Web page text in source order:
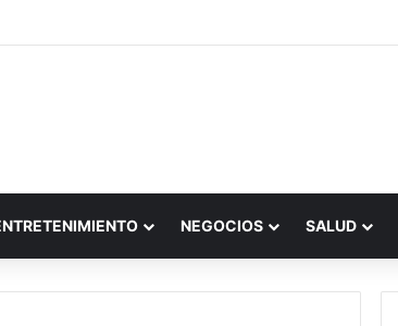
vs. por internet
NEGOCIOS SALUD